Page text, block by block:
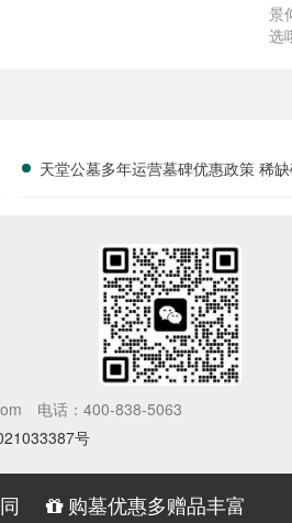
景
选
天堂公墓多年运营墓碑优惠政策 稀
电话：400-838-5063
号
购墓优惠多赠品丰富